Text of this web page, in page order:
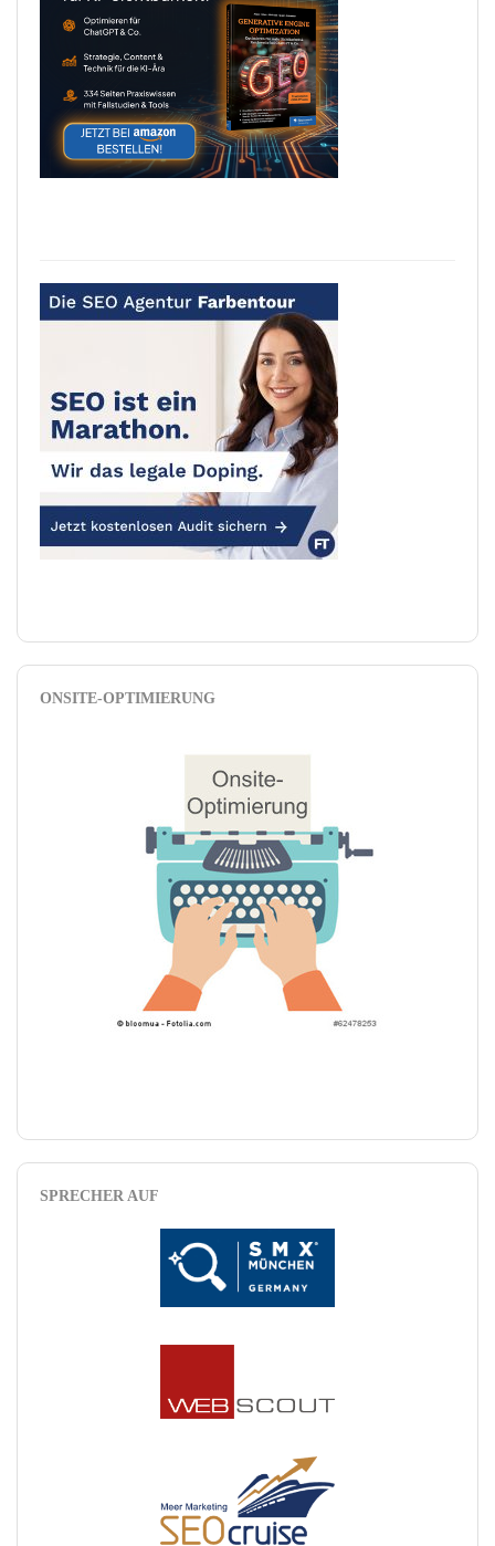
ONSITE-OPTIMIERUNG
SPRECHER AUF